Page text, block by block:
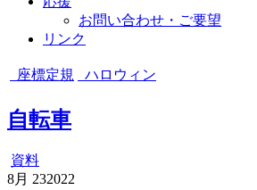
お問い合わせ・ご要望
リンク
座標定規 ハロウィン
自転車
資料
8月 232022